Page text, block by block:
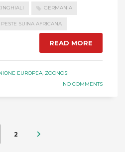
GERMANIA
PESTE SUINA AFRICANA
READ MORE
EUROPEA, ZOONOSI
NO COMMENTS
2